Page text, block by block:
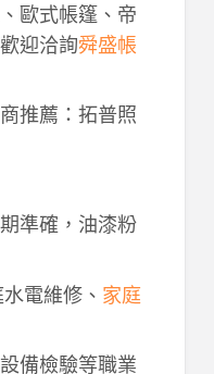
歐式帳篷、帝
迎洽詢舜盛帳
推薦：拓普照
準確，油漆粉
電維修、 家庭
備檢驗等職業